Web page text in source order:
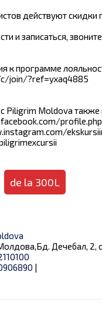
действуют скидки
и записаться,
к программе
join/?ref=yxaq4885
Piligrim Moldova
de la 300L
Дечебал, 2,
|